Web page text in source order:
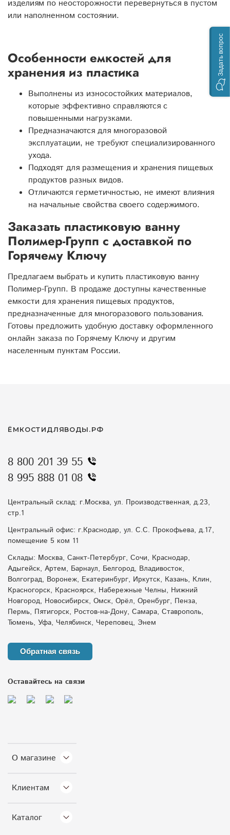
изделиям по неосторожности перевернуться в пустом
или наполненном состоянии.
Особенности емкостей для
хранения из пластика
Выполнены из износостойких материалов,
которые эффективно справляются с
повышенными нагрузками.
Предназначаются для многоразовой
эксплуатации, не требуют специализированного
ухода.
Подходят для размещения и хранения пищевых
продуктов разных видов.
Отличаются герметичностью, не имеют влияния
на начальные свойства своего содержимого.
Заказать пластиковую ванну
Полимер-Групп с доставкой по
Горячему Ключу
Предлагаем выбрать и купить пластиковую ванну
Полимер-Групп. В продаже доступны качественные
емкости для хранения пищевых продуктов,
предназначенные для многоразового пользования.
Готовы предложить удобную доставку оформленного
онлайн заказа по Горячему Ключу и другим
населенным пунктам России.
О магазине
Клиентам
Каталог
ЁМКОСТИДЛЯВОДЫ.РФ
8 800 201 39 55
8 995 888 01 08
Центральный склад: г.Москва, ул. Производственная, д.23,
стр.1
Центральный офис: г.Краснодар, ул. С.С. Прокофьева, д.17,
помещение 5 ком 11
Склады: Москва, Санкт-Петербург, Сочи, Краснодар,
Адыгейск, Артем, Барнаул, Белгород, Владивосток,
Волгоград, Воронеж, Екатеринбург, Иркутск, Казань, Клин,
Красногорск, Красноярск, Набережные Челны, Нижний
Новгород, Новосибирск, Омск, Орёл, Оренбург, Пенза,
Пермь, Пятигорск, Ростов-на-Дону, Самара, Ставрополь,
Тюмень, Уфа, Челябинск, Череповец, Энем
Обратная связь
Оставайтесь на связи
Задать вопрос